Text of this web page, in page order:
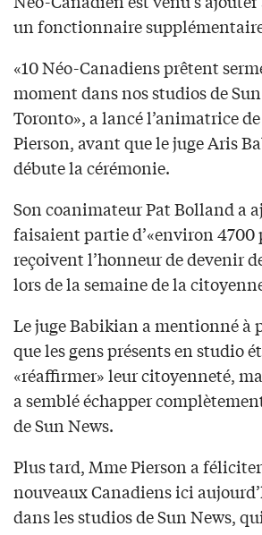
un fonctionnaire
«10 Néo-Canadiens prêtent
moment dans nos studios de
Toronto», a lancé l’animatrice
Pierson, avant que le juge Aris
débute la cérémonie.
Son coanimateur Pat Bolland a
faisaient partie d’«environ 4700
reçoivent l’honneur de devenir
lors de la semaine de la
Le juge Babikian a mentionné à
que les gens présents en studio
«réaffirmer» leur citoyenneté,
a semblé échapper
de Sun News.
Plus tard, Mme Pierson a
nouveaux Canadiens ici
dans les studios de Sun News,